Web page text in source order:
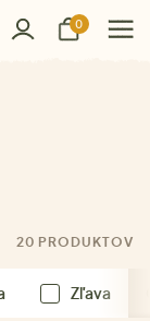
0
20 PRODUKTOV
Zľava